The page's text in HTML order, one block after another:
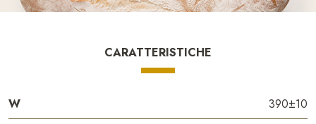
CARATTERISTICHE
W
390±10